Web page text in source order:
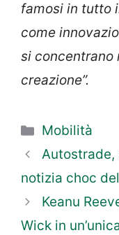
famosi in tutto
come
si concentrano
creazione”.
Categorie
Mobilità
Autostrade,
notizia choc
Keanu
Wick in